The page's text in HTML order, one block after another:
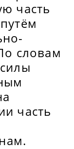
часть
словам
часть